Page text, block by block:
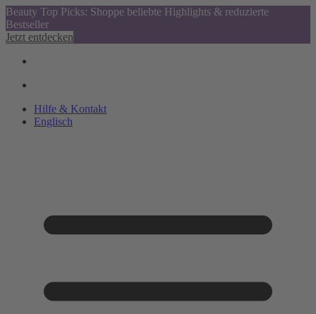
Beauty Top Picks: Shoppe beliebte Highlights & reduzierte
Bestseller
Jetzt entdecken
Hilfe & Kontakt
Englisch